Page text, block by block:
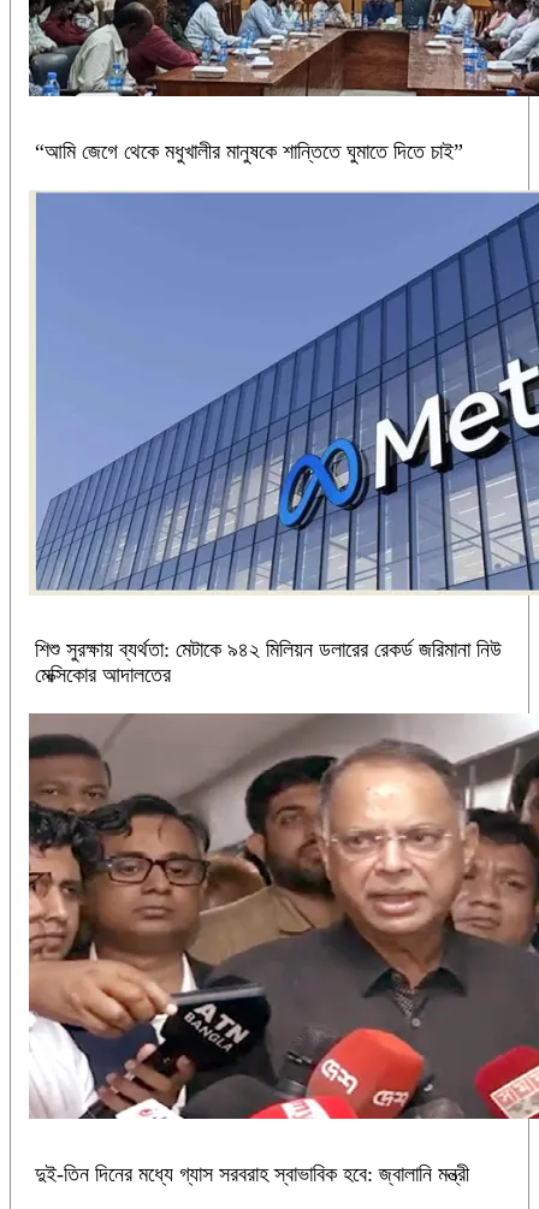
“আমি জেগে থেকে মধুখালীর মানুষকে শান্তিতে ঘুমাতে দিতে চাই”
শিশু সুরক্ষায় ব্যর্থতা: মেটাকে ৯৪২ মিলিয়ন ডলারের রেকর্ড জরিমানা নিউ
মেক্সিকোর আদালতের
দুই-তিন দিনের মধ্যে গ্যাস সরবরাহ স্বাভাবিক হবে: জ্বালানি মন্ত্রী